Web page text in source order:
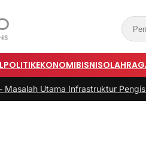
POLITIKEKONOMIBISNIS
Infrastruktur Pengisian Daya